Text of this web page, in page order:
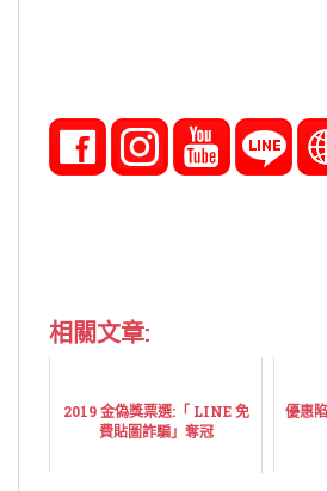
相關文章:
2019 金偽獎票選:「 LINE 免
費貼圖詐騙」奪冠
優惠